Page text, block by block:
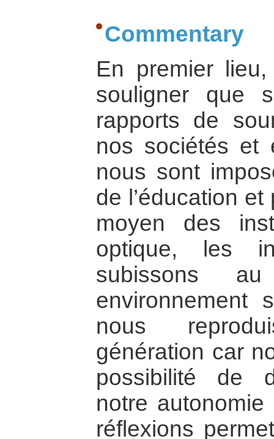
Commentary
En premier
souligner que
rapports de
nos sociétés et
nous sont
de l’éducation
moyen des
optique, les
subissons
environnement
nous
génération car
possibilité de
notre
réflexions